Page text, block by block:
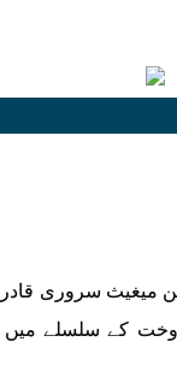
میغیث سروری
کے سلسلے میں